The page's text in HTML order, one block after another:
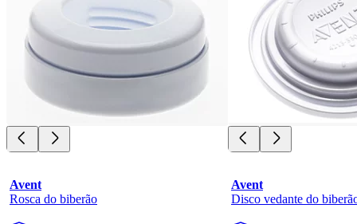
Avent
Rosca do biberão
Avent
Disco vedante do